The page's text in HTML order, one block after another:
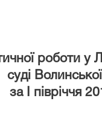
роботи
суді
за І півріччя